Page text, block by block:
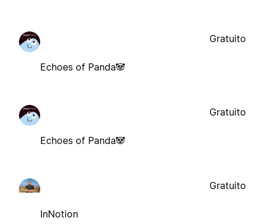
Echoes of Panda🐼
Gratuito
Echoes of Panda🐼
Gratuito
InNotion
Gratuito